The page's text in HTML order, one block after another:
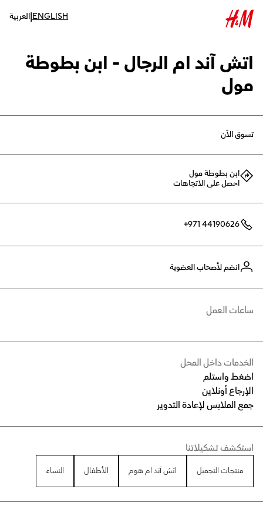
ENGLISH
|العربية
اتش آند ام الرجال - ابن بطوطة
مول
تسوق الآن
ابن بطوطة مول
احصل على الاتجاهات
+971 44190626
انضم لأصحاب العضوية
الخدمات داخل المحل
اضغط واستلم
الإرجاع أونلاين
جمع الملابس لإعادة التدوير
ساعات العمل
استكشف تشكيلاتنا
منتجات التجميل اتش آند ام هوم الأطفال النساء